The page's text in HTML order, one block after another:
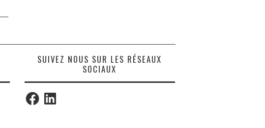
SUIVEZ NOUS SUR LES RÉSEAUX
SOCIAUX
FacebookLinkedIn